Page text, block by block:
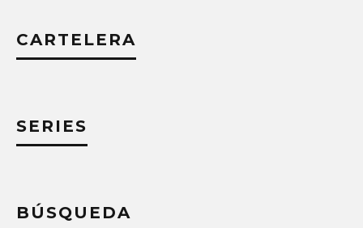
CARTELERA
SERIES
BÚSQUEDA